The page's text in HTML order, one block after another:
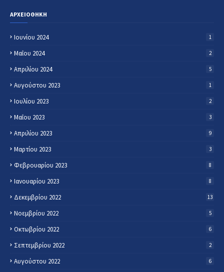
ΑΡΧΕΙΟΘΗΚΗ
Ιουνίου 2024 1
Μαΐου 2024 2
Απριλίου 2024 5
Αυγούστου 2023 1
Ιουλίου 2023 2
Μαΐου 2023 3
Απριλίου 2023 9
Μαρτίου 2023 3
Φεβρουαρίου 2023 8
Ιανουαρίου 2023 8
Δεκεμβρίου 2022 13
Νοεμβρίου 2022 5
Οκτωβρίου 2022 6
Σεπτεμβρίου 2022 2
Αυγούστου 2022 6